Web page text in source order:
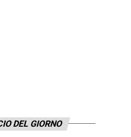
DEL GIORNO